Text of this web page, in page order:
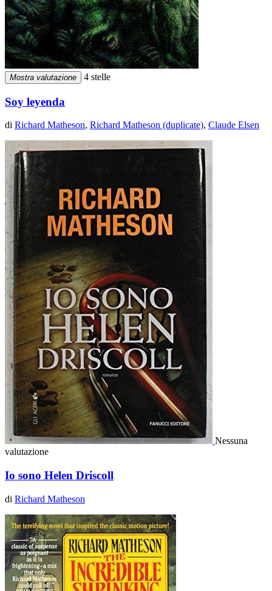
Mostra valutazione 4 stelle
Soy leyenda
di Richard Matheson, Richard Matheson (duplicate), Claude Elsen
Nessuna
valutazione
Io sono Helen Driscoll
di Richard Matheson